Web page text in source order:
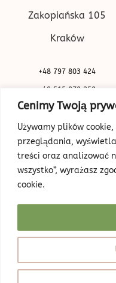
Cenimy Twoją
Używamy plików
przeglądania,
treści oraz analizować
wszystko”, wyrażasz
cookie.
Zakopiańska 105
Kraków
+48 797 803 424
+48 515 070 250
biuro@beauty-park.pl
©